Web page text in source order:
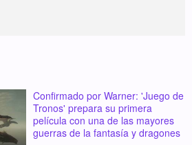
Confirmado por Warner: 'Juego de
Tronos' prepara su primera
película con una de las mayores
guerras de la fantasía y dragones